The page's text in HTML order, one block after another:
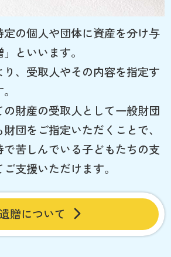
の個人や団体に資産を分け与
といいます。
、受取人やその内容を指定す
財産の受取人として一般財団
団をご指定いただくことで、
で苦しんでいる子どもたちの支
支援いただけます。
遺贈について